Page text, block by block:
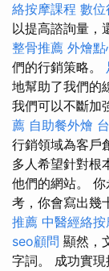
絡按摩課程 數位
以提高諮詢量，
整骨推薦 外燴點
們的行銷策略。
地幫助了我們的
我們可以不斷加
薦 自助餐外燴
行銷領域為客戶
多人希望針對根
他們的網站。
考，你會寫出幾
推薦 中醫經絡按
seo顧問 顯然，
字詞。 成功實